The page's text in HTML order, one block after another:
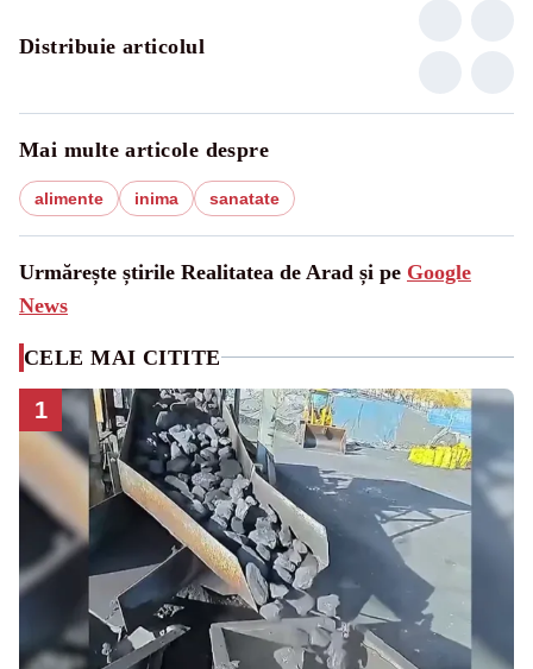
Distribuie articolul
Mai multe articole despre
alimente inima sanatate
Urmărește știrile Realitatea de Arad și pe Google
News
CELE MAI CITITE
1